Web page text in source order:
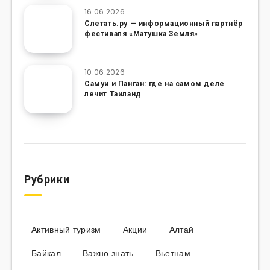
16.06.2026
Слетать.ру — информационный партнёр
фестиваля «Матушка Земля»
10.06.2026
Самуи и Панган: где на самом деле
лечит Таиланд
Рубрики
Активный туризм Акции
Алтай
Байкал
Важно знать
Вьетнам